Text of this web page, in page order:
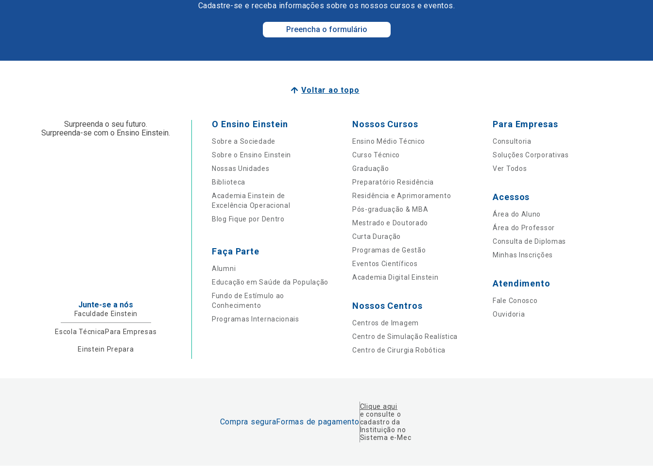
Cadastre-se e receba informações sobre os nossos cursos e eventos.
Preencha o formulário
Voltar ao topo
Surpreenda o seu futuro.
Surpreenda-se com o Ensino Einstein.
Junte-se a nós
Faculdade Einstein
Escola Técnica Para Empresas
Einstein Prepara
O Ensino Einstein
Sobre a Sociedade
Sobre o Ensino Einstein
Nossas Unidades
Biblioteca
Academia Einstein de
Excelência Operacional
Blog Fique por Dentro
Faça Parte
Alumni
Educação em Saúde da População
Fundo de Estímulo ao
Conhecimento
Programas Internacionais
Nossos Cursos
Ensino Médio Técnico
Curso Técnico
Graduação
Preparatório Residência
Residência e Aprimoramento
Pós-graduação & MBA
Mestrado e Doutorado
Curta Duração
Programas de Gestão
Eventos Científicos
Academia Digital Einstein
Nossos Centros
Centros de Imagem
Centro de Simulação Realística
Centro de Cirurgia Robótica
Para Empresas
Consultoria
Soluções Corporativas
Ver Todos
Acessos
Área do Aluno
Área do Professor
Consulta de Diplomas
Minhas Inscrições
Atendimento
Fale Conosco
Ouvidoria
Compra seguraFormas de pagamento
Clique aqui
e consulte o
cadastro da
Instituição no
Sistema e-Mec